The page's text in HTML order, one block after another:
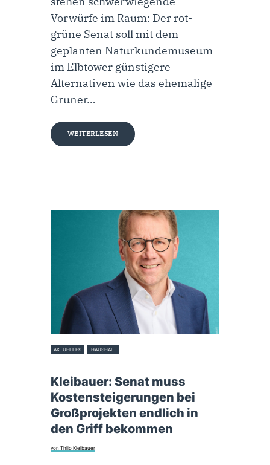
Vorwürfe im Raum: Der rot-
grüne Senat soll mit dem
geplanten Naturkundemuseum
im Elbtower günstigere
Alternativen wie das ehemalige
Gruner…
WEITERLESEN
AKTUELLES HAUSHALT
Kleibauer: Senat muss
Kostensteigerungen bei
Großprojekten endlich in
den Griff bekommen
von Thilo Kleibauer